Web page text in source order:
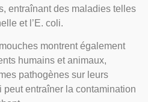
entraînant des maladies telles
et l’E. coli.
montrent également
humains et animaux,
pathogènes sur leurs
peut entraîner la contamination